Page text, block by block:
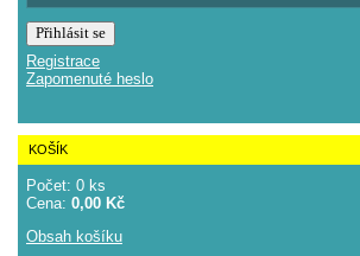
Registrace
Zapomenuté heslo
KOŠÍK
Počet: 0 ks
Cena: 0,00 Kč
Obsah košíku